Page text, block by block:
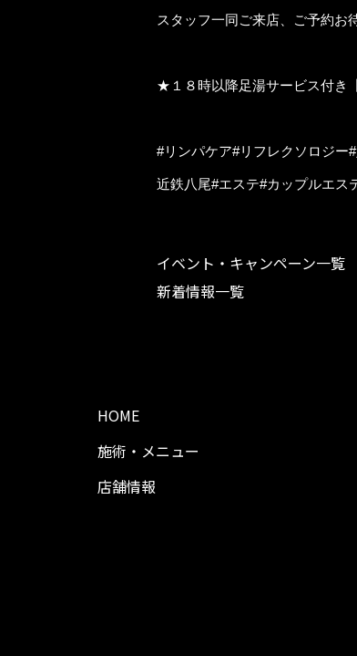
スタッフ一同ご来店、ご予約お
★１８時以降足湯サービス付き
#リンパケア#リフレクソロジー
近鉄八尾#エステ#カップルエス
イベント・キャンペーン一覧
新着情報一覧
HOME
施術・メニュー
店舗情報